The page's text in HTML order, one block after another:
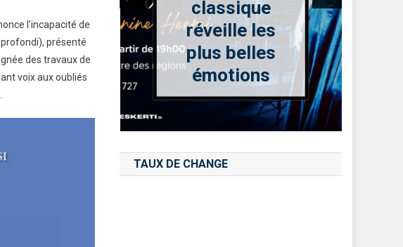
l’incapacité de
présenté
des travaux de
voix aux oubliés
des
de
classique
réveille les
plus belles
émotions
TAUX DE CHANGE